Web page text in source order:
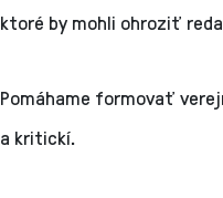
ktoré by mohli ohroziť
Pomáhame formovať
a kritickí.